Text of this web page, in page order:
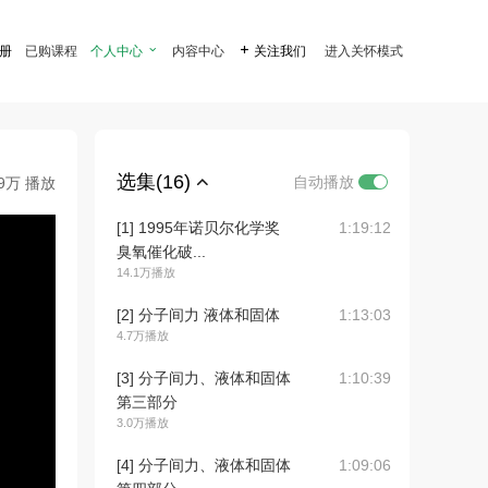
已购课程 个人中心  内容中心  关注我们 进入关怀模式
万 播放 选集(16) 自动播放
[1] 1995年诺贝尔化学奖
臭氧催化破...
14.1万播放
1:19:12
[2] 分子间力 液体和固体
4.7万播放
1:13:03
[3] 分子间力、液体和固体
第三部分
3.0万播放
1:10:39
[4] 分子间力、液体和固体
1:09:06